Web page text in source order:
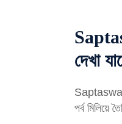
দেখা
Saptaswa
পর্ব মিলিয়ে